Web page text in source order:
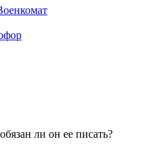
ли он ее писать?